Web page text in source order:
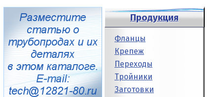
Продукция
Фланцы
Крепеж
Переходы
Тройники
Заготовки